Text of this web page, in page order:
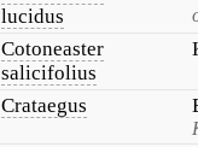
lucidus
Cotoneaster
salicifolius
Crataegus